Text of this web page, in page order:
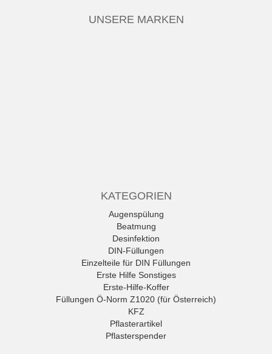
UNSERE MARKEN
KATEGORIEN
Augenspülung
Beatmung
Desinfektion
DIN-Füllungen
Einzelteile für DIN Füllungen
Erste Hilfe Sonstiges
Erste-Hilfe-Koffer
Füllungen Ö-Norm Z1020 (für Österreich)
KFZ
Pflasterartikel
Pflasterspender